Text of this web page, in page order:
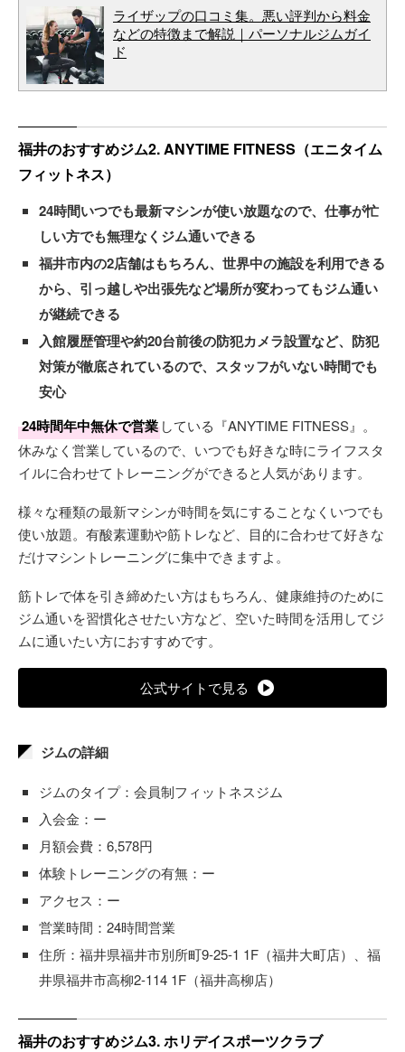
ライザップの口コミ集。悪い評判から料金
などの特徴まで解説｜パーソナルジムガイ
ド
福井のおすすめジム2. ANYTIME FITNESS（エニタイム
フィットネス）
24時間いつでも最新マシンが使い放題なので、仕事が忙
しい方でも無理なくジム通いできる
福井市内の2店舗はもちろん、世界中の施設を利用できる
から、引っ越しや出張先など場所が変わってもジム通い
が継続できる
入館履歴管理や約20台前後の防犯カメラ設置など、防犯
対策が徹底されているので、スタッフがいない時間でも
安心
24時間年中無休で営業 している『ANYTIME FITNESS』。
休みなく営業しているので、いつでも好きな時にライフスタ
イルに合わせてトレーニングができると人気があります。
様々な種類の最新マシンが時間を気にすることなくいつでも
使い放題。有酸素運動や筋トレなど、目的に合わせて好きな
だけマシントレーニングに集中できますよ。
筋トレで体を引き締めたい方はもちろん、健康維持のために
ジム通いを習慣化させたい方など、空いた時間を活用してジ
ムに通いたい方におすすめです。
公式サイトで見る
ジムの詳細
ジムのタイプ：会員制フィットネスジム
入会金：ー
月額会費：6,578円
体験トレーニングの有無：ー
アクセス：ー
営業時間：24時間営業
住所：福井県福井市別所町9-25-1 1F（福井大町店）、福
井県福井市高柳2-114 1F（福井高柳店）
福井のおすすめジム3. ホリデイスポーツクラブ